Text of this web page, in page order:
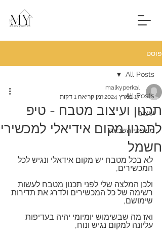
פוסט
All Posts
עיצוב
משפטי השראה
All Posts
תכנון ועיצוב מטבח - טיפ
לתכנון מקום אידיאלי למכשירי
חשמל
malkyperkal
17 במרץ 2024
זמן קריאה 1 דקות
לא בכל מטבח יש מקום אידאלי ונגיש לכל
המכשירים,
ולכן המלצה שלי לפני תכנון מטבח לעשות
רשימה של כל המכשירים ולדרג את תדירות
שימושם,
ואז מה שבשימוש יומיומי יהיה בעדיפות
עליונה למקום נגיש ונוח,